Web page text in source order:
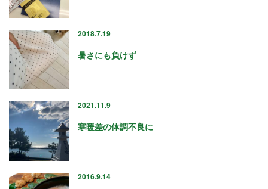
2018.7.19
暑さにも負けず
2021.11.9
寒暖差の体調不良に
2016.9.14
2025年5月
2025年1月
2024年12月
2024年10月
2024年9月
2024年6月
2024年5月
2024年4月
2024年3月
2023年12月